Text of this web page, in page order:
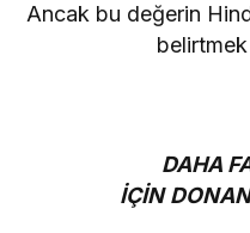
Ancak bu değerin
DAHA
İÇİN